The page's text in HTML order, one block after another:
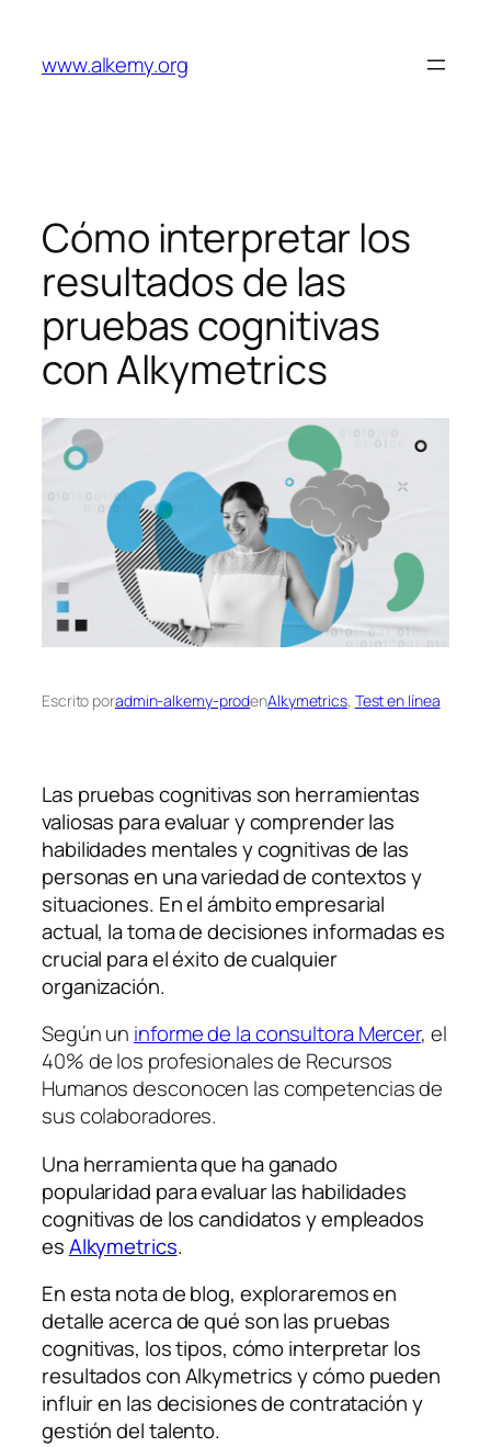
contenido
www.alkemy.org
Cómo interpretar los
resultados de las
pruebas cognitivas
con Alkymetrics
Escrito poradmin-alkemy-prodenAlkymetrics, Test en línea
Las pruebas cognitivas son herramientas
valiosas para evaluar y comprender las
habilidades mentales y cognitivas de las
personas en una variedad de contextos y
situaciones. En el ámbito empresarial
actual, la toma de decisiones informadas es
crucial para el éxito de cualquier
organización.
Según un informe de la consultora Mercer, el
40% de los profesionales de Recursos
Humanos desconocen las competencias de
sus colaboradores.
Una herramienta que ha ganado
popularidad para evaluar las habilidades
cognitivas de los candidatos y empleados
esAlkymetrics.
En esta nota de blog, exploraremos en
detalle acerca de qué son las pruebas
cognitivas, los tipos, cómo interpretar los
resultados con Alkymetrics y cómo pueden
influir en las decisiones de contratación y
gestión del talento.